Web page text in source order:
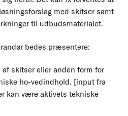
med skitser samt
til udbudsmaterialet.
bedes præsentere:
skitser eller anden form for
ho-vedindhold. [input fra
kan være aktivets tekniske